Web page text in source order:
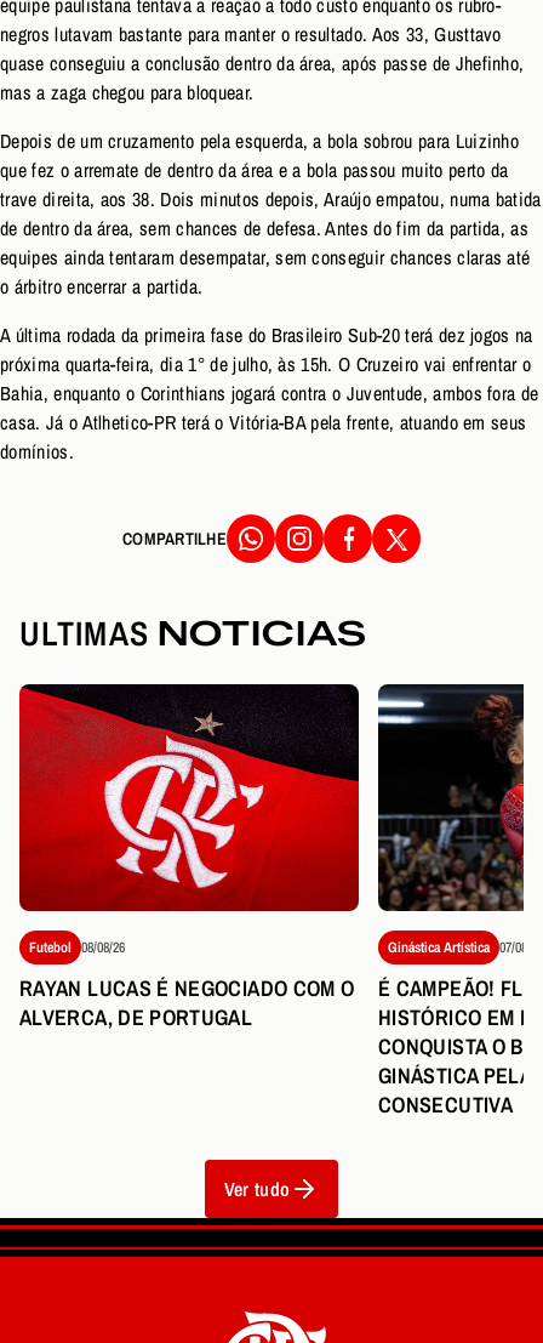
negros lutavam bastante para manter o resultado. Aos 33, Gusttavo
quase conseguiu a conclusão dentro da área, após passe de Jhefinho,
mas a zaga chegou para bloquear.
Depois de um cruzamento pela esquerda, a bola sobrou para Luizinho
que fez o arremate de dentro da área e a bola passou muito perto da
trave direita, aos 38. Dois minutos depois, Araújo empatou, numa batida
de dentro da área, sem chances de defesa. Antes do fim da partida, as
equipes ainda tentaram desempatar, sem conseguir chances claras até
o árbitro encerrar a partida.
A última rodada da primeira fase do Brasileiro Sub-20 terá dez jogos na
próxima quarta-feira, dia 1° de julho, às 15h. O Cruzeiro vai enfrentar o
Bahia, enquanto o Corinthians jogará contra o Juventude, ambos fora de
casa. Já o Atlhetico-PR terá o Vitória-BA pela frente, atuando em seus
domínios.
COMPARTILHE
ULTIMAS NOTICIAS
Futebol 08/08/26
RAYAN LUCAS É NEGOCIADO COM O
ALVERCA, DE PORTUGAL
Ginástica Artística 07/08/26
É CAMPEÃO!
HISTÓRICO EM
CONQUISTA O
GINÁSTICA PELA
CONSECUTIVA
Ver tudo